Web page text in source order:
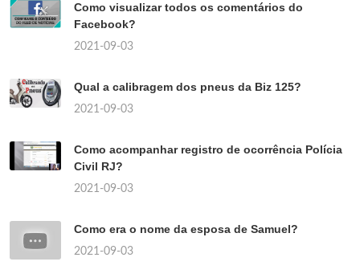
Como visualizar todos os comentários do
Facebook?
2021-09-03
Qual a calibragem dos pneus da Biz 125?
2021-09-03
Como acompanhar registro de ocorrência Polícia
Civil RJ?
2021-09-03
Como era o nome da esposa de Samuel?
2021-09-03